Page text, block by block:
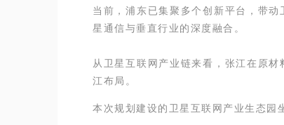
当前，浦东已集聚多个创新平台，带
星通信与垂直行业的深度融合。
从卫星互联网产业链来看，张江在原
江布局。
本次规划建设的卫星互联网产业生态园